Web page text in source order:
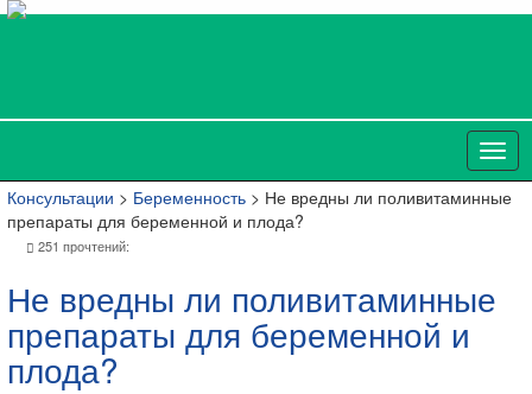
Консультации > Беременность > Не вредны ли поливитаминные
препараты для беременной и плода?
251 прочтений:
Не вредны ли поливитаминные
препараты для беременной и
плода?